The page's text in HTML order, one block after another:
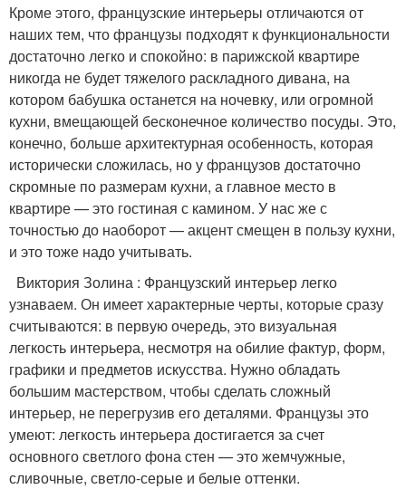
Кроме этого, французские интерьеры отличаются от
наших тем, что французы подходят к функциональности
достаточно легко и спокойно: в парижской квартире
никогда не будет тяжелого раскладного дивана, на
котором бабушка останется на ночевку, или огромной
кухни, вмещающей бесконечное количество посуды. Это,
конечно, больше архитектурная особенность, которая
исторически сложилась, но у французов достаточно
скромные по размерам кухни, а главное место в
квартире — это гостиная с камином. У нас же с
точностью до наоборот — акцент смещен в пользу кухни,
и это тоже надо учитывать.
Виктория Золина : Французский интерьер легко
узнаваем. Он имеет характерные черты, которые сразу
считываются: в первую очередь, это визуальная
легкость интерьера, несмотря на обилие фактур, форм,
графики и предметов искусства. Нужно обладать
большим мастерством, чтобы сделать сложный
интерьер, не перегрузив его деталями. Французы это
умеют: легкость интерьера достигается за счет
основного светлого фона стен — это жемчужные,
сливочные, светло-серые и белые оттенки.